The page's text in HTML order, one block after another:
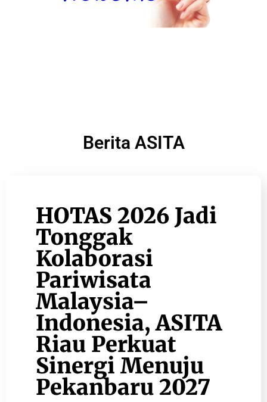
Berita ASITA
HOTAS 2026 Jadi
Tonggak
Kolaborasi
Pariwisata
Malaysia–
Indonesia, ASITA
Riau Perkuat
Sinergi Menuju
Pekanbaru 2027